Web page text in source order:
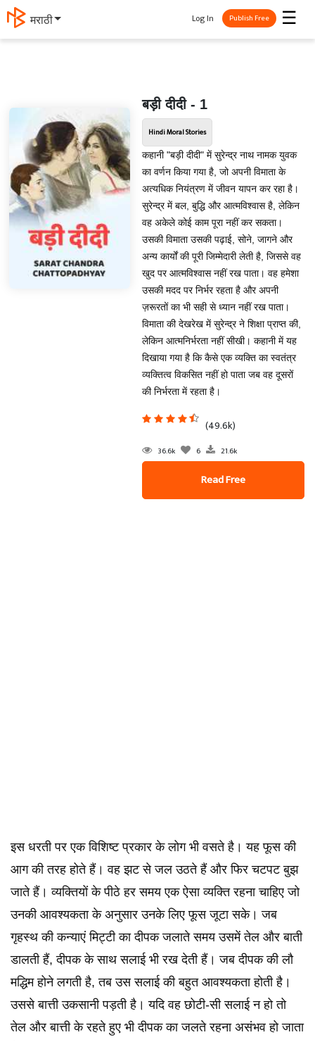
मराठी ☰
Log In Publish Free
बड़ी दीदी - 1
Hindi Moral Stories
कहानी "बड़ी दीदी" में सुरेन्द्र नाथ नामक युवक
का वर्णन किया गया है, जो अपनी विमाता के
अत्यधिक नियंत्रण में जीवन यापन कर रहा है।
सुरेन्द्र में बल, बुद्धि और आत्मविश्वास है, लेकिन
वह अकेले कोई काम पूरा नहीं कर सकता।
उसकी विमाता उसकी पढ़ाई, सोने, जागने और
अन्य कार्यों की पूरी जिम्मेदारी लेती है, जिससे वह
खुद पर आत्मविश्वास नहीं रख पाता। वह हमेशा
उसकी मदद पर निर्भर रहता है और अपनी
ज़रूरतों का भी सही से ध्यान नहीं रख पाता।
विमाता की देखरेख में सुरेन्द्र ने शिक्षा प्राप्त की,
लेकिन आत्मनिर्भरता नहीं सीखी। कहानी में यह
दिखाया गया है कि कैसे एक व्यक्ति का स्वतंत्र
व्यक्तित्व विकसित नहीं हो पाता जब वह दूसरों
की निर्भरता में रहता है।
(49.6k)
36.6k 6 21.6k
Read Free
इस धरती पर एक विशिष्ट प्रकार के लोग भी वसते है। यह फूस की
आग की तरह होते हैं। वह झट से जल उठते हैं और फिर चटपट बुझ
जाते हैं। व्यक्तियों के पीठे हर समय एक ऐसा व्यक्ति रहना चाहिए जो
उनकी आवश्यकता के अनुसार उनके लिए फूस जूटा सके। जब
गृहस्थ की कन्याएं मिट्टी का दीपक जलाते समय उसमें तेल और बाती
डालती हैं, दीपक के साथ सलाई भी रख देती हैं। जब दीपक की लौ
मद्धिम होने लगती है, तब उस सलाई की बहुत आवश्यकता होती है।
उससे बात्ती उकसानी पड़ती है। यदि वह छोटी-सी सलाई न हो तो
तेल और बात्ती के रहते हुए भी दीपक का जलते रहना असंभव हो जाता